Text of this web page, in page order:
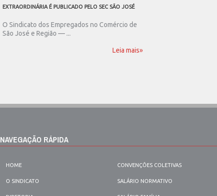
EXTRAORDINÁRIA É PUBLICADO PELO SEC SÃO JOSÉ
O Sindicato dos Empregados no Comércio de
São José e Região — ...
Leia mais»
NAVEGAÇÃO RÁPIDA
HOME
O SINDICATO
CONVENÇÕES COLETIVAS
SALÁRIO NORMATIVO